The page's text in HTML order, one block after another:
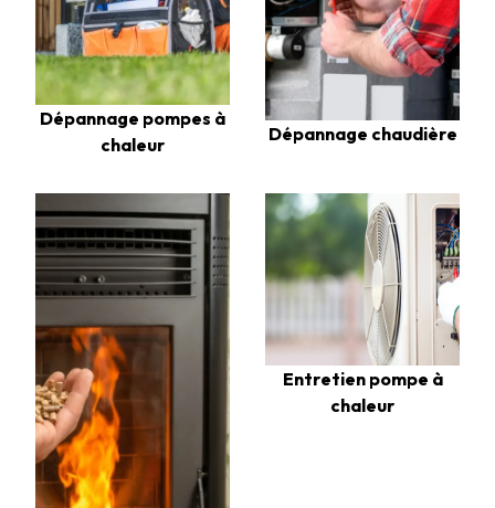
Dépannage pompes à
chaleur
Dépannage chaudière
Entretien pompe à
chaleur